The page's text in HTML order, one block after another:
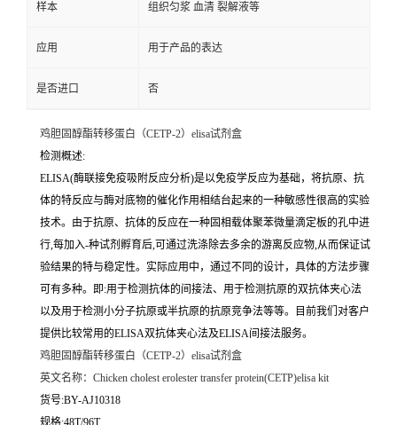
样本 组织匀浆 血清 裂解液等
应用 用于产品的表达
是否进口 否
鸡胆固醇酯转移蛋白（CETP-2）elisa试剂盒
检测概述:
ELISA(酶联接免疫吸附反应分析)是以免疫学反应为基础，将抗原、抗
体的特反应与酶对底物的催化作用相结台起来的一种敏感性很高的实验
技术。由于抗原、抗体的反应在一种固相载体聚苯微量滴定板的孔中进
行,每加入-种试剂孵育后,可通过洗涤除去多余的游离反应物,从而保证试
验结果的特与稳定性。实际应用中，通过不同的设计，具体的方法步骤
可有多种。即:用于检测抗体的间接法、用于检测抗原的双抗体夹心法
以及用于检测小分子抗原或半抗原的抗原竞争法等等。目前我们对客户
提供比较常用的ELISA双抗体夹心法及ELISA间接法服务。
鸡胆固醇酯转移蛋白（CETP-2）elisa试剂盒
英文名称： Chicken cholest erolester transfer protein(CETP)elisa kit
货号:BY-AJ10318